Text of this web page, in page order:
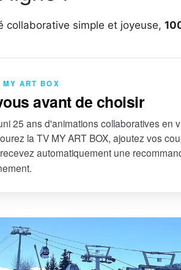
collaborative simple et joyeuse,
MY ART BOX
avant de choisir
25 ans d'animations collaboratives en
la TV MY ART BOX, ajoutez vos
automatiquement une